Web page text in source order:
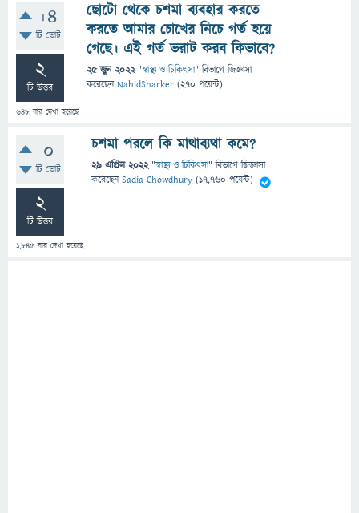
+4
টি ভোট
2
টি উত্তর
648 বার দেখা হয়েছে
ছোটো থেকে চশমা ব্যবহার করতে
করতে আমার চোখের নিচে গর্ত হয়ে
গেছে। এই গর্ত ভরাট করব কিভাবে?
25 জুন 2022 "স্বাস্থ্য ও চিকিৎসা" বিভাগে জিজ্ঞাসা
করেছেনNahidSharker (270 পয়েন্ট)
0
টি ভোট
2
টি উত্তর
1,845 বার দেখা হয়েছে
চশমা পরলে কি মাথাব্যথা কমে?
29 এপ্রিল 2022 "স্বাস্থ্য ও চিকিৎসা" বিভাগে জিজ্ঞাসা
করেছেনSadia Chowdhury (17,760 পয়েন্ট)